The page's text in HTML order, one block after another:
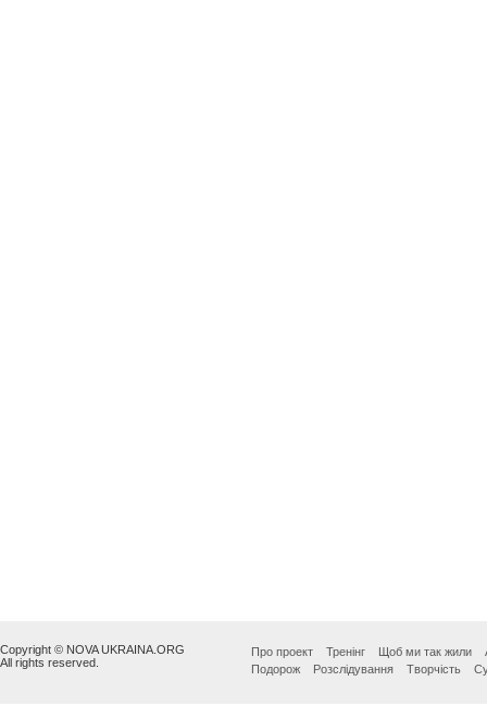
Copyright © NOVA UKRAINA.ORG
All rights reserved.
Про проект Тренінг Щоб ми так жили
Подорож
Розслідування Творчість